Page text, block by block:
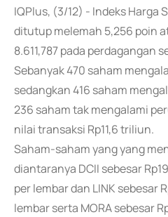
IQPlus, (3/12) - Indeks Harga
ditutup melemah 5,256 poin
8.611,787 pada perdagangan
Sebanyak 470 saham
sedangkan 416 saham
236 saham tak mengalami
nilai transaksi Rp11,6 triliun.
Saham-saham yang yang
diantaranya DCII sebesar
per lembar dan LINK sebesar
lembar serta MORA sebesar